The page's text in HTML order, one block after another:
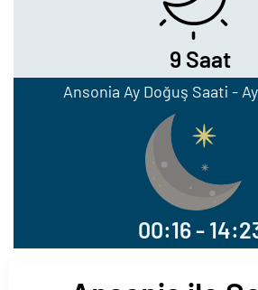
9 Saat
Ansonia Ay Doğuş Saati -
00:16 -